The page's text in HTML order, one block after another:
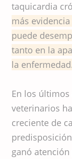
taquicardia
más
puede
tanto en la
la
En los
veterinarios
creciente de
ganó atención